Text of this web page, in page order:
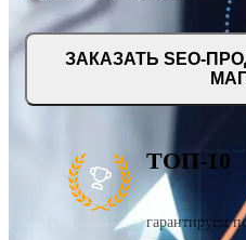
ЗАКАЗАТЬ SEO-
ТОП-10
гарантируем